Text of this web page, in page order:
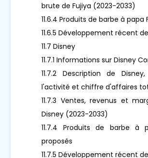
brute de Fujiya (2023-2033)
11.6.4 Produits de barbe à
11.6.5 Développement récent
11.7 Disney
11.7.1 Informations sur Disney
11.7.2 Description de
l'activité et chiffre d'affaires
11.7.3 Ventes, revenus et
Disney (2023-2033)
11.7.4 Produits de barbe à
proposés
11.7.5 Développement récent